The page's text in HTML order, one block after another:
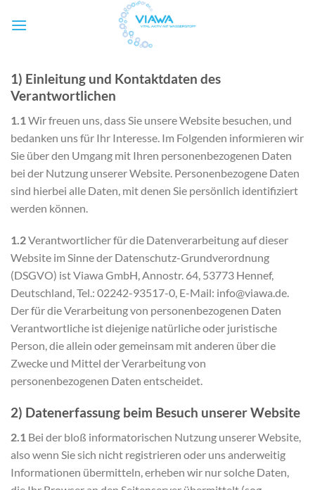
Inhalt
1) Einleitung und Kontaktdaten des
Verantwortlichen
1.1 Wir freuen uns, dass Sie unsere Website besuchen, und
bedanken uns für Ihr Interesse. Im Folgenden informieren wir
Sie über den Umgang mit Ihren personenbezogenen Daten
bei der Nutzung unserer Website. Personenbezogene Daten
sind hierbei alle Daten, mit denen Sie persönlich identifiziert
werden können.
1.2Verantwortlicher für die Datenverarbeitung auf dieser
Website im Sinne der Datenschutz-Grundverordnung
(DSGVO) ist Viawa GmbH, Annostr. 64, 53773 Hennef,
Deutschland, Tel.: 02242-93517-0, E-Mail: info@viawa.de.
Der für die Verarbeitung von personenbezogenen Daten
Verantwortliche ist diejenige natürliche oder juristische
Person, die allein oder gemeinsam mit anderen über die
Zwecke und Mittel der Verarbeitung von
personenbezogenen Daten entscheidet.
2) Datenerfassung beim Besuch unserer Website
2.1 Bei der bloß informatorischen Nutzung unserer Website,
also wenn Sie sich nicht registrieren oder uns anderweitig
Informationen übermitteln, erheben wir nur solche Daten,